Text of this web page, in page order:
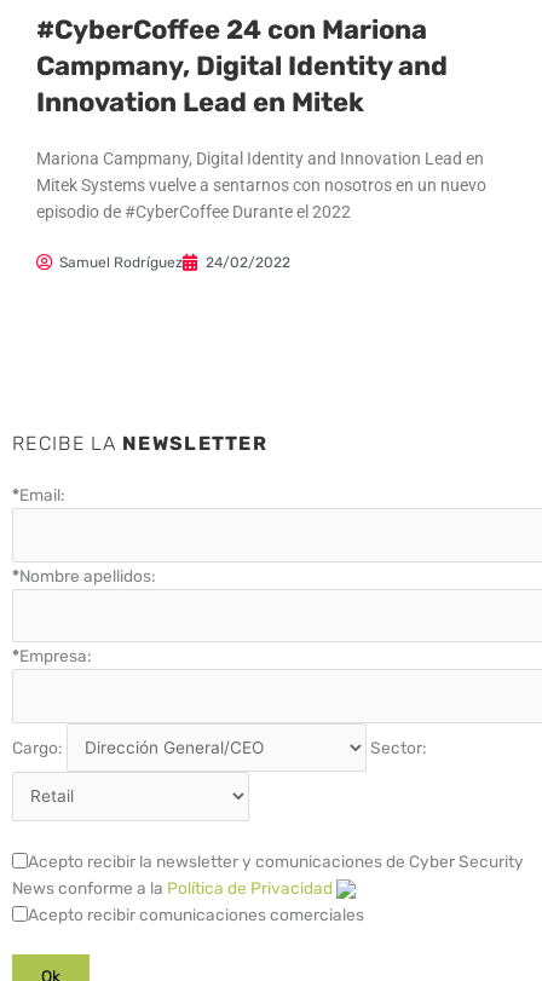
#CyberCoffee 24 con Mariona
Campmany, Digital Identity and
Innovation Lead en Mitek
Mariona Campmany, Digital Identity and Innovation Lead en
Mitek Systems vuelve a sentarnos con nosotros en un nuevo
episodio de #CyberCoffee Durante el 2022
Samuel Rodríguez 24/02/2022
RECIBE LA NEWSLETTER
*Email:
*Nombre apellidos:
*Empresa:
Cargo: Sector:
Acepto recibir la newsletter y comunicaciones de Cyber Security
News conforme a la Política de Privacidad
Acepto recibir comunicaciones comerciales